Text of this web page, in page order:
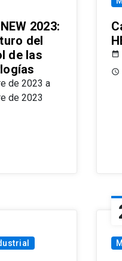
2023:
del
de las
de 2023 a
de 2023